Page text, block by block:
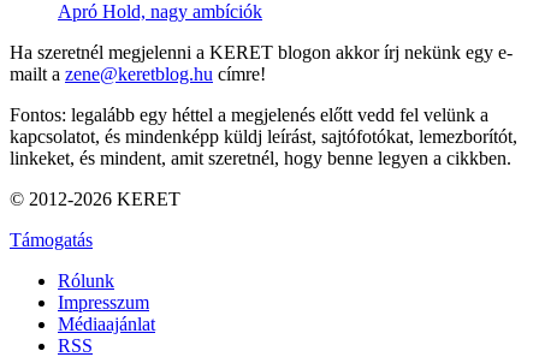
Apró Hold, nagy ambíciók
Ha szeretnél megjelenni a KERET blogon akkor írj nekünk egy e-
mailt a zene@keretblog.hu címre!
Fontos: legalább egy héttel a megjelenés előtt vedd fel velünk a
kapcsolatot, és mindenképp küldj leírást, sajtófotókat, lemezborítót,
linkeket, és mindent, amit szeretnél, hogy benne legyen a cikkben.
© 2012-2026 KERET
Támogatás
Rólunk
Impresszum
Médiaajánlat
RSS